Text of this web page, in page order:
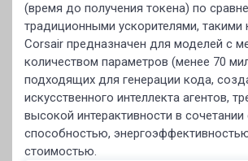
(время до получения токена) по
традиционными ускорителями, такими
Corsair предназначен для моделей с
количеством параметров (менее 70
подходящих для генерации кода,
искусственного интеллекта агентов,
высокой интерактивности в сочетании
способностью,
стоимостью.